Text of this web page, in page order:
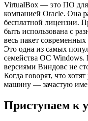
VirtualBox — это ПО для
компанией Oracle. Она
бесплатной лицензии.
быть использована с
весь пакет
Это одна из самых
семейства ОС Windows.
версиями Виндовс не
Когда говорят, что
машину — зачастую
Приступаем к